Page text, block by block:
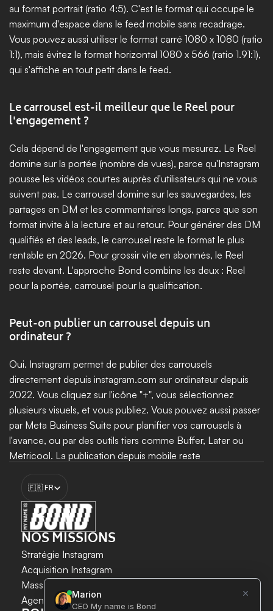
au format portrait (ratio 4:5). C'est le format qui occupe le
maximum d'espace dans le feed mobile sans recadrage.
Vous pouvez aussi utiliser le format carré 1080 x 1080 (ratio
1:1), mais évitez le format horizontal 1080 x 566 (ratio 1.91:1),
qui s'affiche en tout petit dans le feed.
Le carrousel est-il meilleur que le Reel pour
l'engagement ?
Cela dépend de l'engagement que vous mesurez. Le Reel
domine sur la portée (nombre de vues), parce qu'Instagram
pousse les vidéos courtes auprès d'utilisateurs qui ne vous
suivent pas. Le carrousel domine sur les sauvegardes, les
partages en DM et les commentaires longs, parce que son
format invite à la lecture et au retour. Pour générer des DM
qualifiés et des leads, le carrousel reste le format le plus
rentable en 2026. Pour grossir vite en abonnés, le Reel
reste devant. L'approche Bond combine les deux : Reel
pour la portée, carrousel pour la qualification.
Peut-on publier un carrousel depuis un
ordinateur ?
Oui. Instagram permet de publier des carrousels
directement depuis instagram.com sur ordinateur depuis
2022. Vous cliquez sur l'icône "+", vous sélectionnez
plusieurs visuels, et vous publiez. Vous pouvez aussi passer
par Meta Business Suite pour planifier vos carrousels à
l'avance, ou par des outils tiers comme Buffer, Later ou
Metricool. La publication depuis mobile reste
visuelle et pour activer toutes les fonctionnalités natives.
Booster ma croissance
LA CROISSANCE INSTAGRAM
EN TOUTE SÉCURITÉ ET SIMPLICITÉ.
🇫🇷 FR
NOS MISSIONS
Stratégie Instagram
Acquisition Instagram
Mass DM Instagram
Agent IA Instagram